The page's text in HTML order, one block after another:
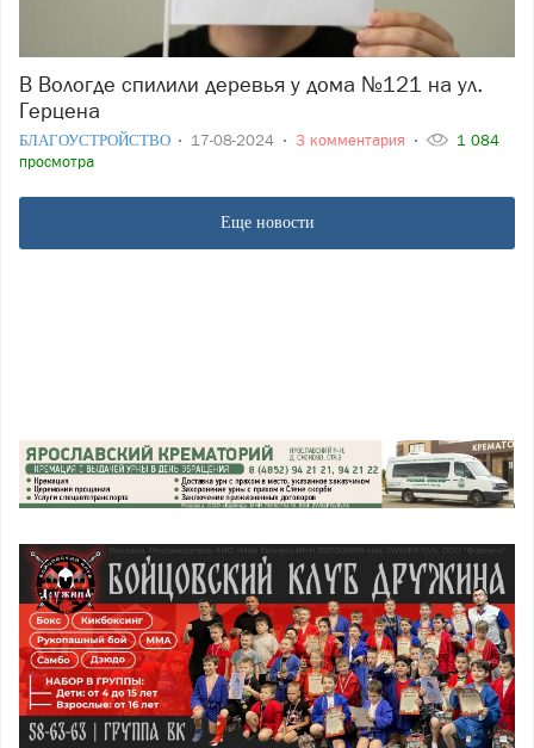
В Вологде спилили деревья у дома №121 на ул.
Герцена
БЛАГОУСТРОЙСТВО 17-08-2024 3 комментария
1 084
просмотра
Еще новости